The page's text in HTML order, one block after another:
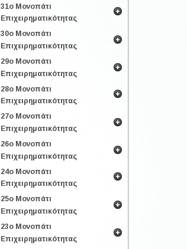
31ο Μονοπάτι
Επιχειρηματικότητας
30ο Μονοπάτι
Επιχειρηματικότητας
29ο Μονοπάτι
Επιχειρηματικότητας
28ο Μονοπάτι
Επιχειρηματικότητας
27ο Μονοπάτι
Επιχειρηματικότητας
26ο Μονοπάτι
Επιχειρηματικότητας
24ο Μονοπάτι
Επιχειρηματικότητας
25ο Μονοπάτι
Επιχειρηματικότητας
23ο Μονοπάτι
Επιχειρηματικότητας